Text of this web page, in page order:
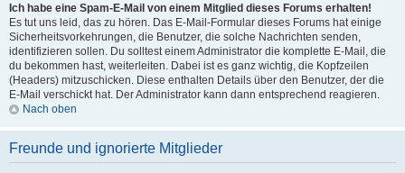
Ich habe eine Spam-E-Mail von einem Mitglied dieses Forums erhalten!
Es tut uns leid, das zu hören. Das E-Mail-Formular dieses Forums hat einige
Sicherheitsvorkehrungen, die Benutzer, die solche Nachrichten senden,
identifizieren sollen. Du solltest einem Administrator die komplette E-Mail, die
du bekommen hast, weiterleiten. Dabei ist es ganz wichtig, die Kopfzeilen
(Headers) mitzuschicken. Diese enthalten Details über den Benutzer, der die
E-Mail verschickt hat. Der Administrator kann dann entsprechend reagieren.
Nach oben
Freunde und ignorierte Mitglieder